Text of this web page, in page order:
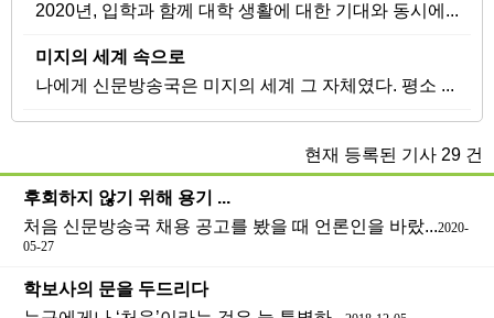
2020년, 입학과 함께 대학 생활에 대한 기대와 동시에...
미지의 세계 속으로
나에게 신문방송국은 미지의 세계 그 자체였다. 평소 ...
현재 등록된 기사 29 건
후회하지 않기 위해 용기 ...
처음 신문방송국 채용 공고를 봤을 때 언론인을 바랐...2020-
05-27
학보사의 문을 두드리다